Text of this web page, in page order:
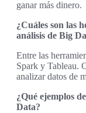
ganar más dinero.
¿Cuáles son las
análisis de Big
Entre las
Spark y Tableau.
analizar datos de
¿Qué ejemplos
Data?